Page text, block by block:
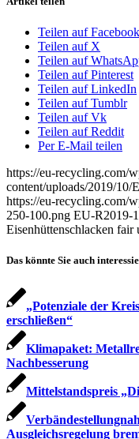
Teilen auf Facebook
Teilen auf X
Teilen auf
Teilen auf Pinterest
Teilen auf LinkedIn
Teilen auf Tumblr
Teilen auf Vk
Teilen auf Reddit
Per E-Mail teilen
https://eu-recycling.com/
content/uploads/2019/10/
https://eu-recycling.com/
250-100.png EU-R2019-
Eisenhüttenschlacken fair
Das könnte Sie auch
„Potenziale der
erschließen“
Klimapaket:
Nachbesserung
Mittelstandspreis
Ausgleichsregelung